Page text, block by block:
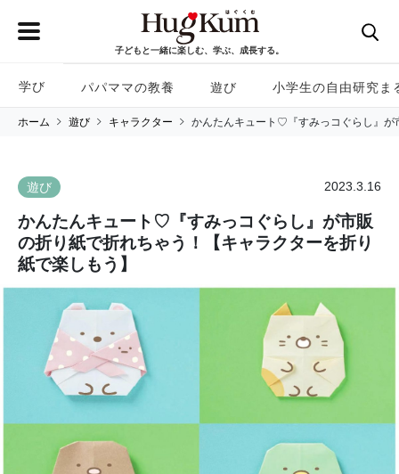
子どもと一緒に楽しむ、学ぶ、成長する。
学び パパママの教養 遊び 小学生の自由研究ま
ホーム 遊び キャラクター かんたんキュート♡『すみっコぐらし』が
遊び 2023.3.16
かんたんキュート♡『すみっコぐらし』が市販
の折り紙で折れちゃう！【キャラクターを折り
紙で楽しもう】